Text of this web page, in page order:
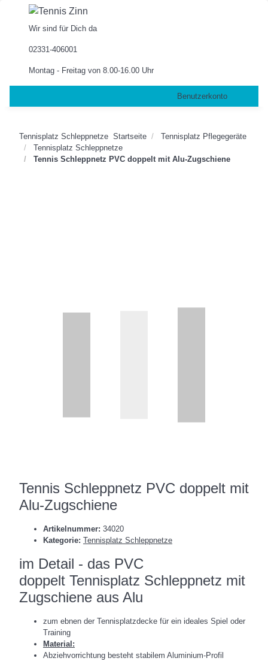
Wir sind für Dich da
02331-406001
Montag - Freitag von 8.00-16.00 Uhr
Benutzerkonto
Tennisplatz Schleppnetze Startseite
Tennisplatz Pflegegeräte
Tennisplatz Schleppnetze
Tennis Schleppnetz PVC doppelt mit Alu-Zugschiene
Tennis Schleppnetz PVC doppelt mit
Alu-Zugschiene
Artikelnummer: 34020
Kategorie: Tennisplatz Schleppnetze
im Detail - das PVC
doppelt Tennisplatz Schleppnetz mit
Zugschiene aus Alu
zum ebnen der Tennisplatzdecke für ein ideales Spiel oder
Training
Material:
Abziehvorrichtung besteht stabilem Aluminium-Profil